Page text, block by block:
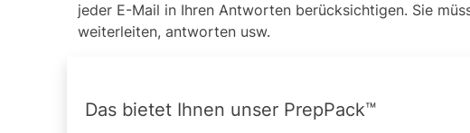
jeder E-Mail in Ihren Antworten berücksichtigen. Sie
weiterleiten, antworten usw.
Das bietet Ihnen unser PrepPack™